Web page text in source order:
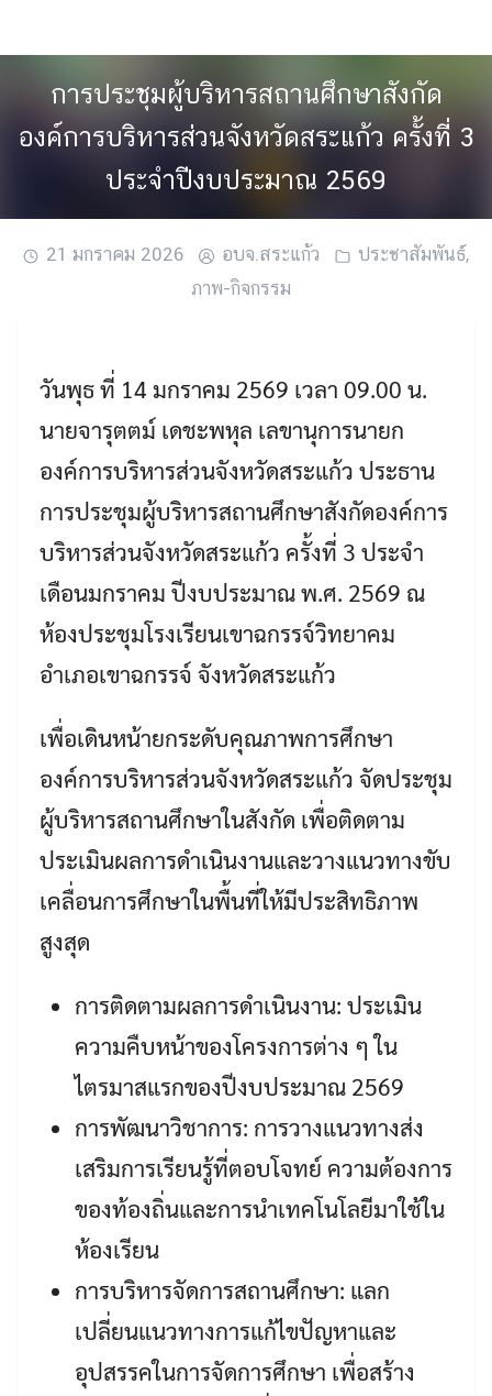
การประชุมผู้บริหารสถานศึกษาสังกัด
องค์การบริหารส่วนจังหวัดสระแก้ว ครั้งที่ 3
ประจำปีงบประมาณ 2569
21 มกราคม 2026 อบจ.สระแก้ว ประชาสัมพันธ์,
ภาพ-กิจกรรม
วันพุธ ที่ 14 มกราคม 2569 เวลา 09.00 น.
นายจารุตตม์ เดชะพหุล เลขานุการนายก
องค์การบริหารส่วนจังหวัดสระแก้ว ประธาน
การประชุมผู้บริหารสถานศึกษาสังกัดองค์การ
บริหารส่วนจังหวัดสระแก้ว ครั้งที่ 3 ประจำ
เดือนมกราคม ปีงบประมาณ พ.ศ. 2569 ณ
ห้องประชุมโรงเรียนเขาฉกรรจ์วิทยาคม
อำเภอเขาฉกรรจ์ จังหวัดสระแก้ว
เพื่อเดินหน้ายกระดับคุณภาพการศึกษา
องค์การบริหารส่วนจังหวัดสระแก้ว จัดประชุม
ผู้บริหารสถานศึกษาในสังกัด เพื่อติดตาม
ประเมินผลการดำเนินงานและวางแนวทางขับ
เคลื่อนการศึกษาในพื้นที่ให้มีประสิทธิภาพ
สูงสุด
การติดตามผลการดำเนินงาน: ประเมิน
ความคืบหน้าของโครงการต่าง ๆ ใน
ไตรมาสแรกของปีงบประมาณ 2569
การพัฒนาวิชาการ: การวางแนวทางส่ง
เสริมการเรียนรู้ที่ตอบโจทย์ ความต้องการ
ของท้องถิ่นและการนำเทคโนโลยีมาใช้ใน
ห้องเรียน
การบริหารจัดการสถานศึกษา: แลก
เปลี่ยนแนวทางการแก้ไขปัญหาและ
อุปสรรคในการจัดการศึกษา เพื่อสร้าง